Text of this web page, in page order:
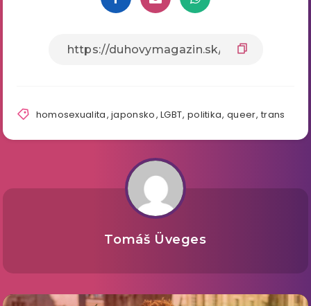
homosexualita,japonsko,LGBT, politika, queer,trans
Tomáš Üveges